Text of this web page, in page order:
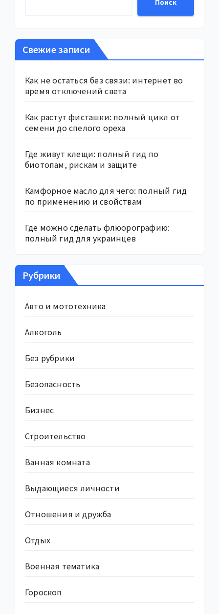
Поиск
Свежие записи
Как не остаться без связи: интернет во
время отключений света
Как растут фисташки: полный цикл от
семени до спелого ореха
Где живут клещи: полный гид по
биотопам, рискам и защите
Камфорное масло для чего: полный гид
по применению и свойствам
Где можно сделать флюорографию:
полный гид для украинцев
Рубрики
Авто и мототехника
Алкоголь
Без рубрики
Безопасность
Бизнес
Строительство
Ванная комната
Выдающиеся личности
Отношения и дружба
Отдых
Военная тематика
Гороскоп